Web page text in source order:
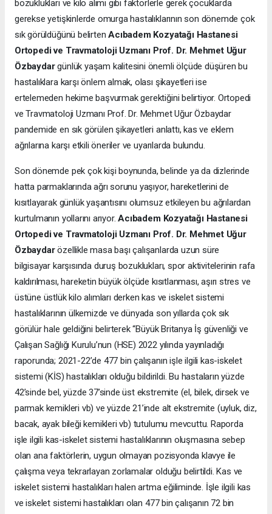
bozuklukları ve kilo alımı gibi faktörlerle gerek çocuklarda
gerekse yetişkinlerde omurga hastalıklarının son dönemde çok
sık görüldüğünü belirtenAcıbadem Kozyatağı Hastanesi
Ortopedi ve Travmatoloji Uzmanı Prof. Dr. Mehmet Uğur
Özbaydargünlük yaşam kalitesini önemli ölçüde düşüren bu
hastalıklara karşı önlem almak, olası şikayetleri ise
ertelemeden hekime başvurmak gerektiğini belirtiyor. Ortopedi
ve Travmatoloji Uzmanı Prof. Dr. Mehmet Uğur Özbaydar
pandemide en sık görülen şikayetleri anlattı, kas ve eklem
ağrılarına karşı etkili öneriler ve uyarılarda bulundu.
Son dönemde pek çok kişi boynunda, belinde ya da dizlerinde
hatta parmaklarında ağrı sorunu yaşıyor, hareketlerini de
kısıtlayarak günlük yaşantısını olumsuz etkileyen bu ağrılardan
kurtulmanın yollarını arıyor.Acıbadem Kozyatağı Hastanesi
Ortopedi ve Travmatoloji Uzmanı Prof. Dr. Mehmet Uğur
Özbaydarözellikle masa başı çalışanlarda uzun süre
bilgisayar karşısında duruş bozuklukları, spor aktivitelerinin rafa
kaldırılması, hareketin büyük ölçüde kısıtlanması, aşırı stres ve
üstüne üstlük kilo alımları derken kas ve iskelet sistemi
hastalıklarının ülkemizde ve dünyada son yıllarda çok sık
görülür hale geldiğini belirterek “Büyük Britanya İş güvenliği ve
Çalışan Sağlığı Kurulu’nun (HSE) 2022 yılında yayınladığı
raporunda; 2021-22’de 477 bin çalışanın işle ilgili kas-iskelet
sistemi (KİS) hastalıkları olduğu bildirildi. Bu hastaların yüzde
42’sinde bel, yüzde 37’sinde üst ekstremite (el, bilek, dirsek ve
parmak kemikleri vb) ve yüzde 21’inde alt ekstremite (uyluk, diz,
bacak, ayak bileği kemikleri vb) tutulumu mevcuttu. Raporda
işle ilgili kas-iskelet sistemi hastalıklarının oluşmasına sebep
olan ana faktörlerin, uygun olmayan pozisyonda klavye ile
çalışma veya tekrarlayan zorlamalar olduğu belirtildi. Kas ve
iskelet sistemi hastalıkları halen artma eğiliminde. İşle ilgili kas
ve iskelet sistemi hastalıkları olan 477 bin çalışanın 72 bin